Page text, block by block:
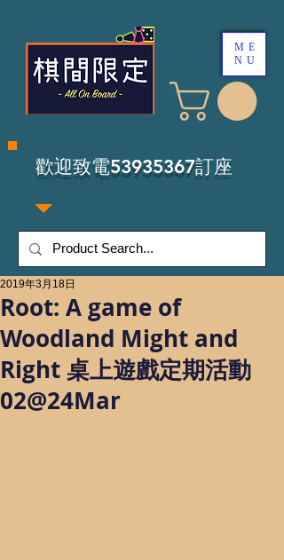
​歡迎致電53935367訂座
ME
NU
Root: A game of
Woodland Might and
Right 桌上遊戲定期活動
02@24Mar
2019年3月18日